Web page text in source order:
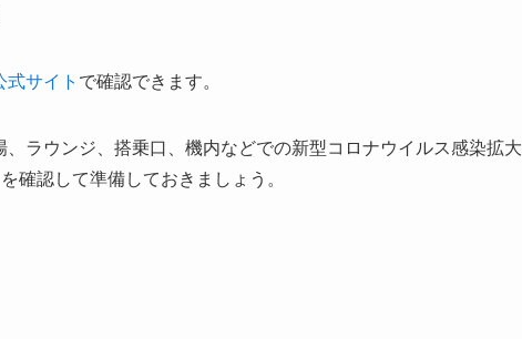
サイト で確認できます。
ラウンジ、搭乗口、機内などでの新型コロナウイルス感染拡大
確認して準備しておきましょう。